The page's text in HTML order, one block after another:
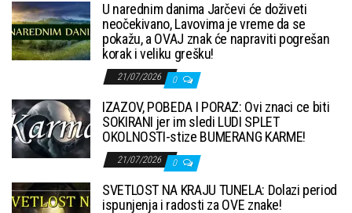
U narednim danima Jarčevi će doživeti
neočekivano, Lavovima je vreme da se
pokažu, a OVAJ znak će napraviti pogrešan
korak i veliku grešku!
21/07/2026 0
IZAZOV, POBEDA I PORAZ: Ovi znaci ce biti
SOKIRANI jer im sledi LUDI SPLET
OKOLNOSTI-stize BUMERANG KARME!
21/07/2026 0
SVETLOST NA KRAJU TUNELA: Dolazi period
ispunjenja i radosti za OVE znake!